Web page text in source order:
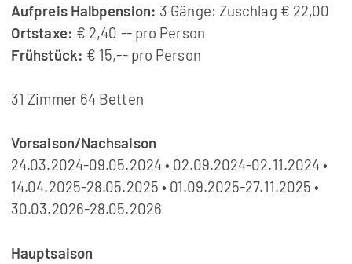
Aufpreis Halbpension: 3 Gänge: Zuschlag € 22,00
Ortstaxe: € 2,40 -- pro Person
Frühstück: € 15,-- pro Person
31 Zimmer 64 Betten
Vorsaison/Nachsaison
24.03.2024-09.05.2024 • 02.09.2024-02.11.2024 •
14.04.2025-28.05.2025 • 01.09.2025-27.11.2025 •
30.03.2026-28.05.2026
Hauptsaison